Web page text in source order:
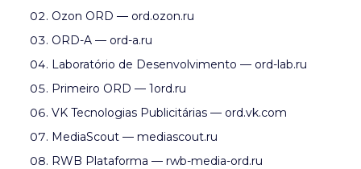
Ozon ORD — ord.ozon.ru
ORD-A — ord-a.ru
Laboratório de Desenvolvimento — ord-lab.ru
Primeiro ORD — 1ord.ru
VK Tecnologias Publicitárias — ord.vk.com
MediaScout — mediascout.ru
RWB Plataforma — rwb-media-ord.ru